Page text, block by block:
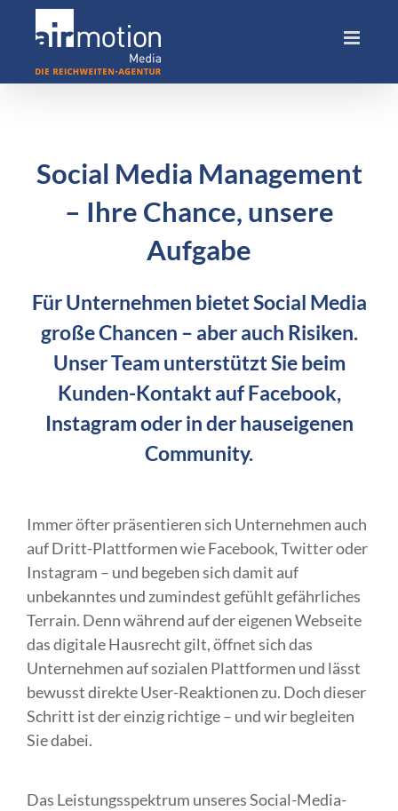
Social Media Management
– Ihre Chance, unsere
Aufgabe
Für Unternehmen bietet Social Media
große Chancen – aber auch Risiken.
Unser Team unterstützt Sie beim
Kunden-Kontakt auf Facebook,
Instagram oder in der hauseigenen
Community.
Immer öfter präsentieren sich Unternehmen auch
auf Dritt-Plattformen wie Facebook, Twitter oder
Instagram – und begeben sich damit auf
unbekanntes und zumindest gefühlt gefährliches
Terrain. Denn während auf der eigenen Webseite
das digitale Hausrecht gilt, öffnet sich das
Unternehmen auf sozialen Plattformen und lässt
bewusst direkte User-Reaktionen zu. Doch dieser
Schritt ist der einzig richtige – und wir begleiten
Sie dabei.
Das Leistungsspektrum unseres Social-Media-